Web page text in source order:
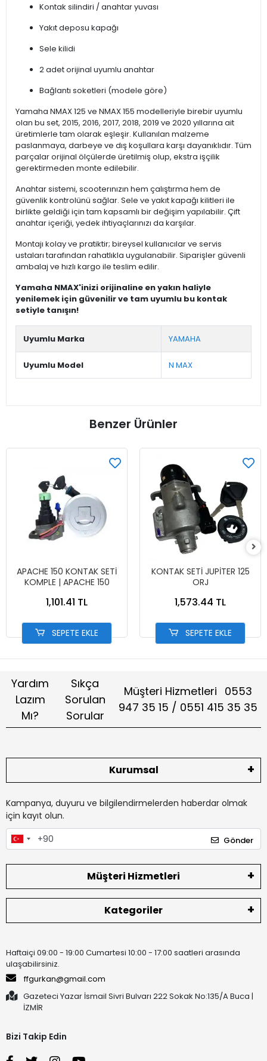
Kontak silindiri / anahtar yuvası
Yakıt deposu kapağı
Sele kilidi
2 adet orijinal uyumlu anahtar
Bağlantı soketleri (modele göre)
Yamaha NMAX 125 ve NMAX 155 modelleriyle birebir uyumlu
olan bu set, 2015, 2016, 2017, 2018, 2019 ve 2020 yıllarına ait
üretimlerle tam olarak eşleşir. Kullanılan malzeme
paslanmaya, darbeye ve dış koşullara karşı dayanıklıdır. Tüm
parçalar orijinal ölçülerde üretilmiş olup, ekstra işçilik
gerektirmeden monte edilebilir.
Anahtar sistemi, scooterınızın hem çalıştırma hem de
güvenlik kontrolünü sağlar. Sele ve yakıt kapağı kilitleri ile
birlikte geldiği için tam kapsamlı bir değişim yapılabilir. Çift
anahtar içeriği, yedek ihtiyaçlarınızı da karşılar.
Montajı kolay ve pratiktir; bireysel kullanıcılar ve servis
ustaları tarafından rahatlıkla uygulanabilir. Siparişler güvenli
ambalaj ve hızlı kargo ile teslim edilir.
Yamaha NMAX'inizi orijinaline en yakın haliyle
yenilemek için güvenilir ve tam uyumlu bu kontak
setiyle tanışın!
Uyumlu Marka YAMAHA
Uyumlu Model N MAX
Benzer Ürünler
APACHE 150 KONTAK SETİ
KOMPLE | APACHE 150
1,101.41 TL
SEPETE EKLE
KONTAK SETİ JUPİTER 125
ORJ
1,573.44 TL
SEPETE EKLE
Yardım
Lazım
Mı?
Sıkça
Sorulan
Sorular
Müşteri Hizmetleri 0553
947 35 15 / 0551 415 35 35
Kurumsal
Kampanya, duyuru ve bilgilendirmelerden haberdar olmak
için kayıt olun.
Gönder
Müşteri Hizmetleri
Kategoriler
Haftaiçi 09:00 - 19:00 Cumartesi 10:00 - 17:00 saatleri arasında
ulaşabilirsiniz.
ffgurkan@gmail.com
Gazeteci Yazar İsmail Sivri Bulvarı 222 Sokak No:135/A Buca |
İZMİR
Bizi Takip Edin